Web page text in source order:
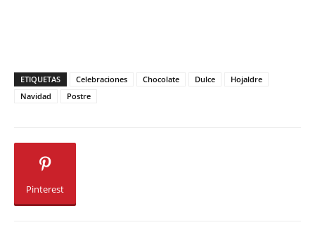
ETIQUETAS Celebraciones Chocolate Dulce
Hojaldre
Navidad
Postre
Pinterest